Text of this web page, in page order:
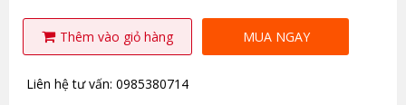
Thêm vào giỏ hàng MUA NGAY
Liên hệ tư vấn: 0985380714